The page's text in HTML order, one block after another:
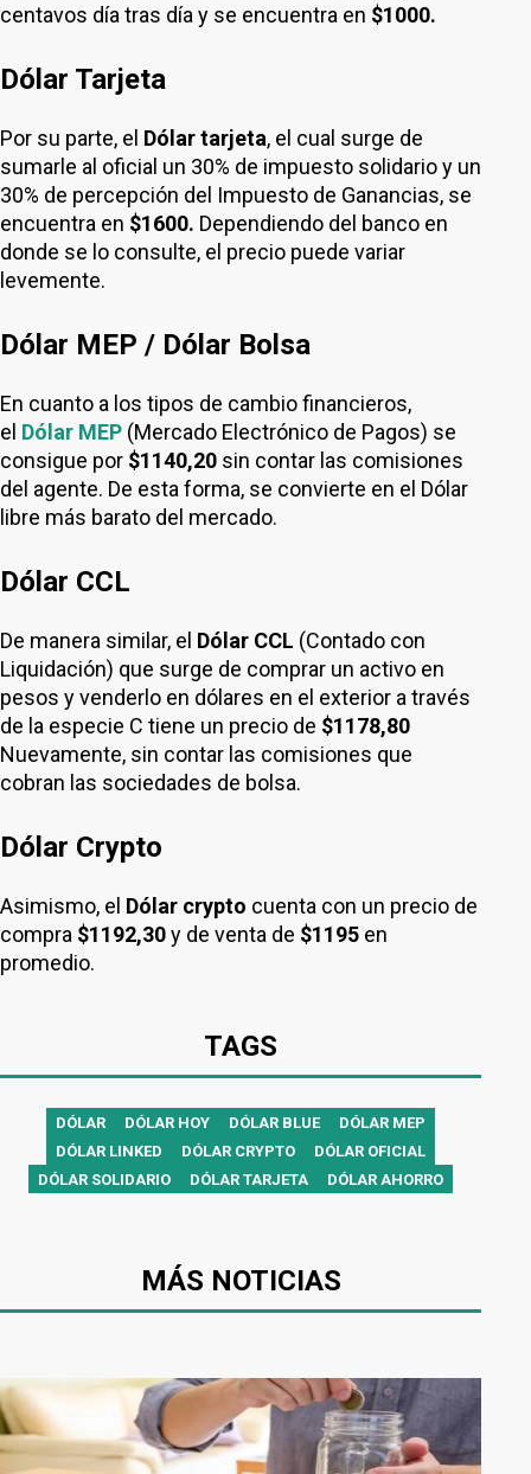
centavos día tras día y se encuentra en $1000.
Dólar Tarjeta
Por su parte, el Dólar tarjeta, el cual surge de
sumarle al oficial un 30% de impuesto solidario y un
30% de percepción del Impuesto de Ganancias, se
encuentra en $1600. Dependiendo del banco en
donde se lo consulte, el precio puede variar
levemente.
Dólar MEP / Dólar Bolsa
En cuanto a los tipos de cambio financieros,
el Dólar MEP (Mercado Electrónico de Pagos) se
consigue por $1140,20 sin contar las comisiones
del agente. De esta forma, se convierte en el Dólar
libre más barato del mercado.
Dólar CCL
De manera similar, el Dólar CCL (Contado con
Liquidación) que surge de comprar un activo en
pesos y venderlo en dólares en el exterior a través
de la especie C tiene un precio de $1178,80
Nuevamente, sin contar las comisiones que
cobran las sociedades de bolsa.
Dólar Crypto
Asimismo, el Dólar crypto cuenta con un precio de
compra $1192,30y de venta de $1195 en
promedio.
TAGS
DÓLAR DÓLAR HOY DÓLAR BLUE
DÓLAR MEP
DÓLAR LINKED
DÓLAR CRYPTO
DÓLAR OFICIAL
DÓLAR SOLIDARIO
DÓLAR TARJETA DÓLAR AHORRO
MÁS NOTICIAS